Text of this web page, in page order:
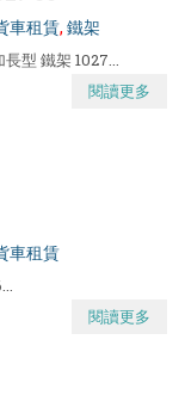
車租賃, 鐵架
型 鐵架 1027...
閱讀更多
車租賃
閱讀更多